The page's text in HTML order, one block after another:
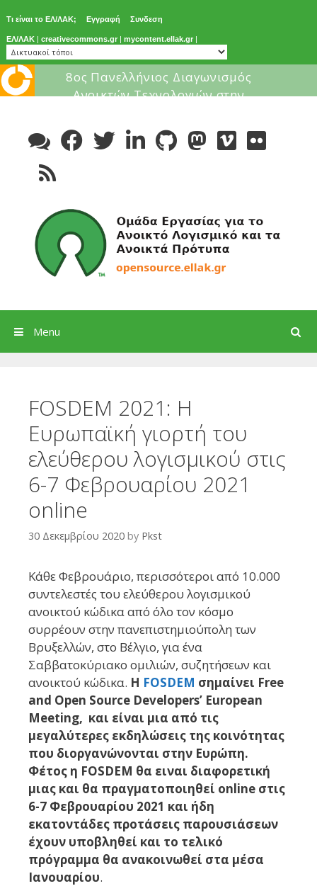
Τι είναι το ΕΛ/ΛΑΚ; Εγγραφή Συνδεση
ΕΛ/ΛΑΚ | creativecommons.gr | mycontent.ellak.gr |
Μάθε για το ελεύθερο
content
Search
Menu
FOSDEM 2021: Η
Ευρωπαϊκή γιορτή του
ελεύθερου λογισμικού στις
6-7 Φεβρουαρίου 2021
online
30 Δεκεμβρίου 2020 by Pkst
Κάθε Φεβρουάριο, περισσότεροι από 10.000
συντελεστές του ελεύθερου λογισμικού
ανοικτού κώδικα από όλο τον κόσμο
συρρέουν στην πανεπιστημιούπολη των
Βρυξελλών, στο Βέλγιο, για ένα
Σαββατοκύριακο ομιλιών, συζητήσεων και
ανοικτού κώδικα. Η FOSDEM σημαίνει Free
and Open Source Developers’ European
Meeting, και είναι μια από τις
μεγαλύτερες εκδηλώσεις της κοινότητας
που διοργανώνονται στην Ευρώπη.
Φέτος η FOSDEM θα ειναι διαφορετική
μιας και θα πραγματοποιηθεί online στις
6-7 Φεβρουαρίου 2021 και ήδη
εκατοντάδες προτάσεις παρουσιάσεων
έχουν υποβληθεί και το τελικό
πρόγραμμα θα ανακοινωθεί στα μέσα
Ιανουαρίου.